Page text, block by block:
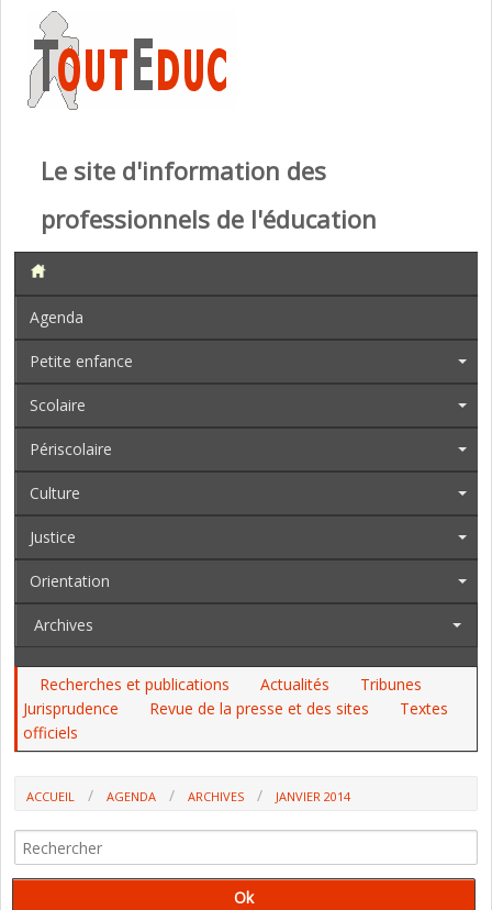
Le site d'information des
professionnels de l'éducation
Agenda
Petite enfance
Scolaire
Périscolaire
Culture
Justice
Orientation
Archives
Recherches et publications Actualités
Tribunes
Jurisprudence
Revue de la presse et des sites
Textes
officiels
ACCUEIL AGENDA ARCHIVES JANVIER 2014